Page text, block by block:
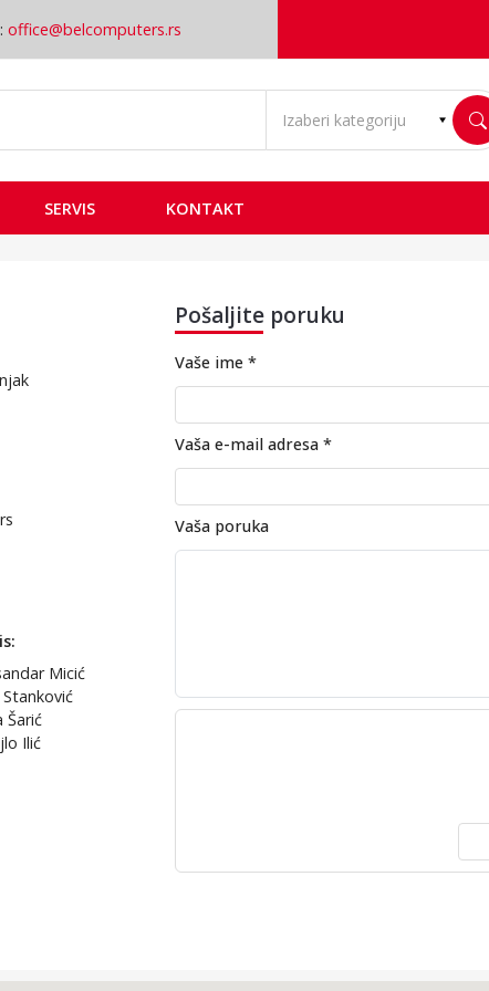
office@belcomputers.rs
SERVIS KONTAKT
Micić
Stanković
Šarić
Ilić
Pošaljite poruku
Vaše ime *
Vaša e-mail adresa *
Vaša poruka